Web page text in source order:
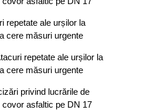
repetate ale urșilor la
cere măsuri urgente
repetate ale urșilor la
cere măsuri urgente
privind lucrările de
covor asfaltic pe DN 17